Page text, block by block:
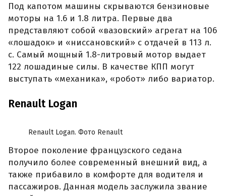
Под капотом машины скрываются бензиновые
моторы на 1.6 и 1.8 литра. Первые два
представляют собой «вазовский» агрегат на 106
«лошадок» и «ниссановский» с отдачей в 113 л.
с. Самый мощный 1.8-литровый мотор выдает
122 лошадиные силы. В качестве КПП могут
выступать «механика», «робот» либо вариатор.
Renault Logan
Renault Logan. Фото Renault
Второе поколение французского седана
получило более современный внешний вид, а
также прибавило в комфорте для водителя и
пассажиров. Данная модель заслужила звание